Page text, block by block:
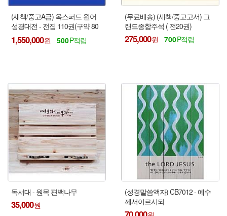
(새책/중고A급) 옥스퍼드 원어
성경대전 - 전집 110권(구약 80
권, 신약 30권)
1,550,000 500
(무료배송) (새책/중고고서) 그
랜드종합주석 ( 전20권)
275,000 700
독서대 - 원목 편백나무
35,000
(성경말씀액자) CB7012 - 예수
께서이르시되